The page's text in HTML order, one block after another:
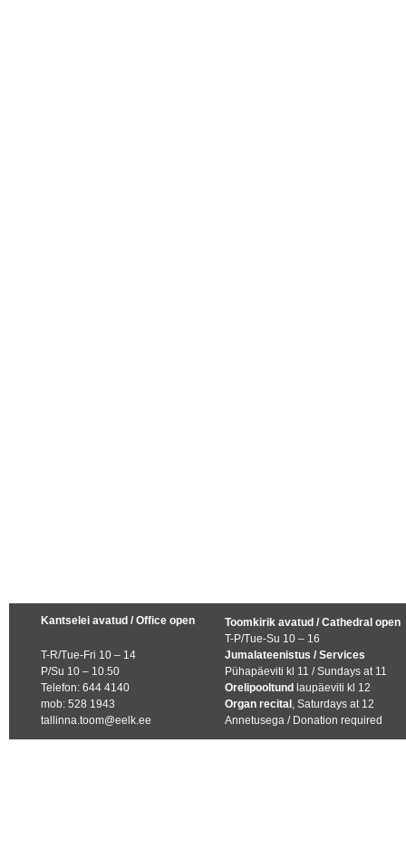
Kantselei avatud / Office open
T-R/Tue-Fri 10 – 14
P/Su 10 – 10.50
Telefon: 644 4140
mob: 528 1943
tallinna.toom@eelk.ee
Toomkirik avatud / Cathedral open
T-P/Tue-Su 10 – 16
Jumalateenistus / Services
Pühapäeviti kl 11 / Sundays at 11
Orelipooltund laupäeviti kl 12
Organ recital , Saturdays at 12
Annetusega / Donation required